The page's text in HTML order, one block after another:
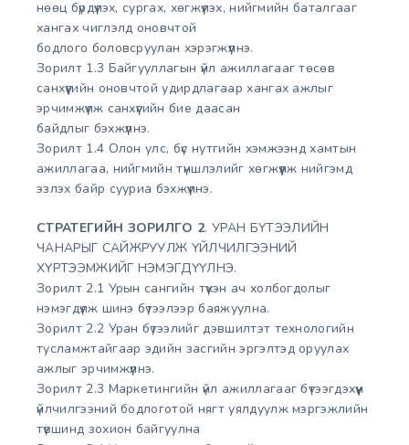
нөөц бүрдүүлэх, сургах, хөгжүүлэх, нийгмийн баталгааг
хангах чиглэлд оновчтой
бодлого боловсруулан хэрэгжүүлнэ.
Зорилт 1.3 Байгууллагын үйл ажиллагааг төсөв
санхүүгийн оновчтой удирдлагаар хангах ажлыг
эрчимжүүлж санхүүгийн бие даасан
байдлыг бэхжүүлнэ.
Зорилт 1.4 Олон улс, бүс нутгийн хэмжээнд хамтын
ажиллагаа, нийгмийн түншлэлийг хөгжүүлж нийгэмд
эзлэх байр сууриа бэхжүүлнэ.
СТРАТЕГИЙН ЗОРИЛГО 2. УРАН БҮТЭЭЛИЙН
ЧАНАРЫГ САЙЖРУУЛЖ ҮЙЛЧИЛГЭЭНИЙ
ХҮРТЭЭМЖИЙГ НЭМЭГДҮҮЛНЭ.
Зорилт 2.1 Урын сангийн түүхэн ач холбогдолыг
нэмэгдүүлж шинэ бүтээлээр баяжуулна.
Зорилт 2.2 Уран бүтээлийг дэвшилтэт технологийн
тусламжтайгаар эдийн засгийн эргэлтэд оруулах
ажлыг эрчимжүүлнэ.
Зорилт 2.3 Маркетингийн үйл ажиллагааг бүтээгдэхүүн
үйлчилгээний бодлоготой нягт уялдуулж мэргэжлийн
түвшинд зохион байгуулна